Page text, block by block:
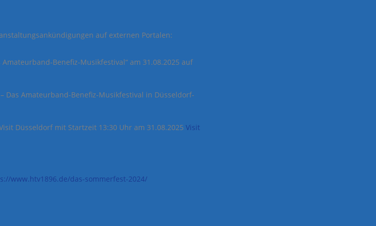
auf externen Portalen:
Amateurband-Benefiz-Musikfestival“ am 31.08.2025 auf
– Das Amateurband-Benefiz-Musikfestival in Düsseldorf-
Düsseldorf mit Startzeit 13:30 Uhr am 31.08.2025 Visit
www.htv1896.de/das-sommerfest-2024/